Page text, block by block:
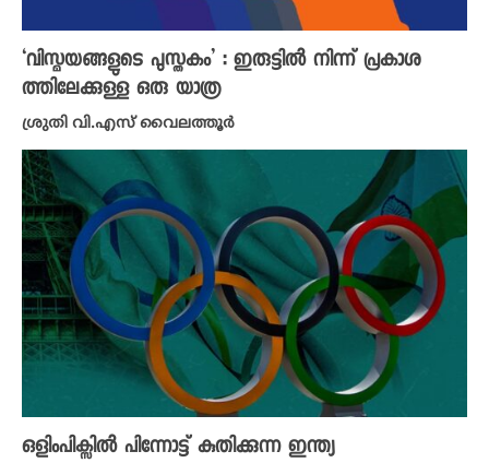
‘വിസ്മയങ്ങളുടെ പുസ്തകം’ : ഇരുട്ടിൽ നിന്ന് പ്രകാശ
ത്തിലേക്കുള്ള ഒരു യാത്ര
ശ്രുതി വി.എസ് വൈലത്തൂർ
ഒളിംപിക്സിൽ പിന്നോട്ട് കുതിക്കുന്ന ഇന്ത്യ